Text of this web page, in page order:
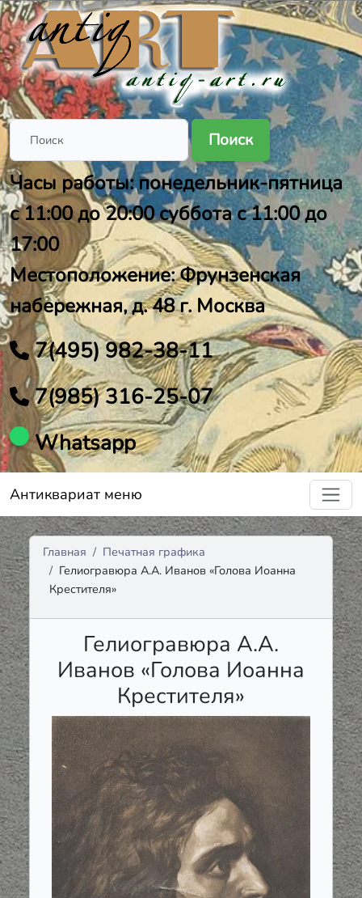
Поиск
Часы работы: понедельник-пятница
с 11:00 до 20:00 суббота с 11:00 до
17:00
Местоположение: Фрунзенская
набережная, д. 48 г. Москва
7(495) 982-38-11
7(985) 316-25-07
Whatsapp
Антиквариат меню
Главная
Печатная графика
Гелиогравюра А.А. Иванов «Голова Иоанна
Крестителя»
Гелиогравюра А.А.
Иванов «Голова Иоанна
Крестителя»